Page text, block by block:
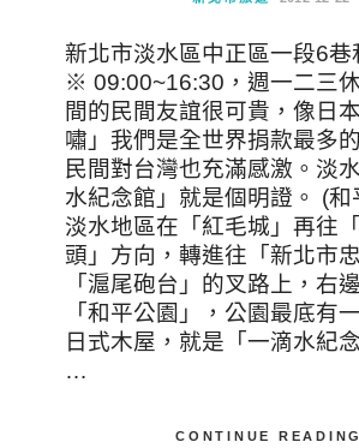
新北市淡水區中正區一段6巷
※ 09:00~16:30，週一二三
間的民間友誼很可貴，像日
嘯」我們是全世界捐款最多
民間對台灣也充滿感激。淡
水紀念館」就是個明證。 (和
淡水地區在「紅毛城」再往
頭」方向，轉進往「新北市
「滬尾砲台」的叉路上，右
「和平公園」，公園最底有
日式木屋，就是「一滴水紀
…
CONTINUE READING